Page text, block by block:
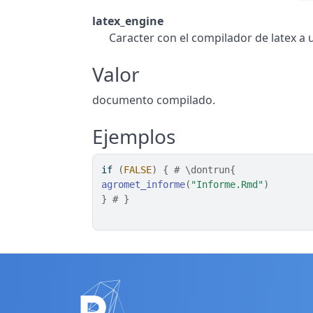
latex_engine
Caracter con el compilador de latex a
Valor
documento compilado.
Ejemplos
if (FALSE) { # \dontrun{
agromet_informe( "Informe.Rmd")
} # }